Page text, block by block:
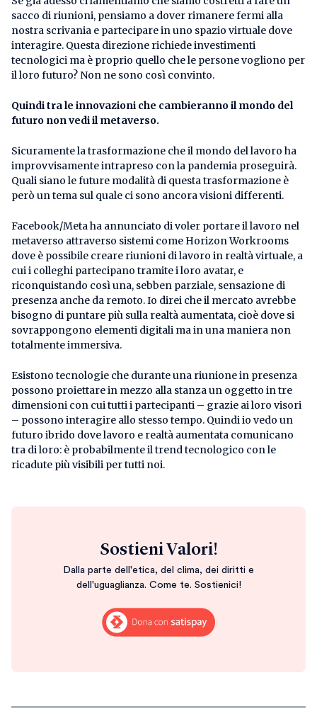
sacco di riunioni, pensiamo a dover rimanere fermi alla
nostra scrivania e partecipare in uno spazio virtuale dove
interagire. Questa direzione richiede investimenti
tecnologici ma è proprio quello che le persone vogliono per
il loro futuro? Non ne sono così convinto.
Quindi tra le innovazioni che cambieranno il mondo del
futuro non vedi il metaverso.
Sicuramente la trasformazione che il mondo del lavoro ha
improvvisamente intrapreso con la pandemia proseguirà.
Quali siano le future modalità di questa trasformazione è
però un tema sul quale ci sono ancora visioni differenti.
Facebook/Meta ha annunciato di voler portare il lavoro nel
metaverso attraverso sistemi come Horizon Workrooms
dove è possibile creare riunioni di lavoro in realtà virtuale, a
cui i colleghi partecipano tramite i loro avatar, e
riconquistando così una, sebben parziale, sensazione di
presenza anche da remoto. Io direi che il mercato avrebbe
bisogno di puntare più sulla realtà aumentata, cioè dove si
sovrappongono elementi digitali ma in una maniera non
totalmente immersiva.
Esistono tecnologie che durante una riunione in presenza
possono proiettare in mezzo alla stanza un oggetto in tre
dimensioni con cui tutti i partecipanti – grazie ai loro visori
– possono interagire allo stesso tempo. Quindi io vedo un
futuro ibrido dove lavoro e realtà aumentata comunicano
tra di loro: è probabilmente il trend tecnologico con le
ricadute più visibili per tutti noi.
Sostieni Valori!
Dalla parte dell'etica, del clima, dei diritti e
dell'uguaglianza. Come te. Sostienici!